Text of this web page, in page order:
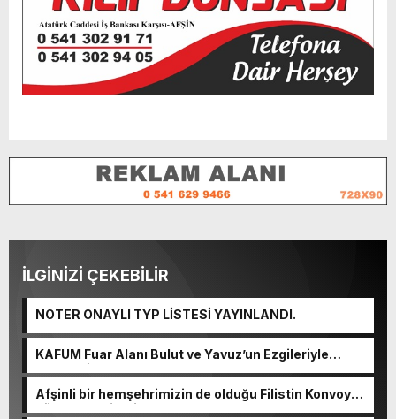
İLGİNİZİ ÇEKEBİLİR
NOTER ONAYLI TYP LİSTESİ YAYINLANDI.
KAFUM Fuar Alanı Bulut ve Yavuz’un Ezgileriyle
Şenlendi.
Afşinli bir hemşehrimizin de olduğu Filistin Konvoyu,
güçlenerek ilerliyor.